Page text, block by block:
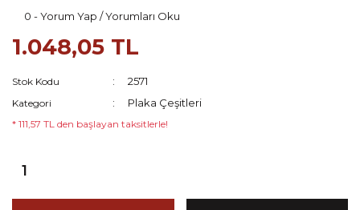
0 - Yorum Yap / Yorumları Oku
1.048,05 TL
Stok Kodu 2571
Kategori Plaka Çeşitleri
* 111,57 TL den başlayan taksitlerle!